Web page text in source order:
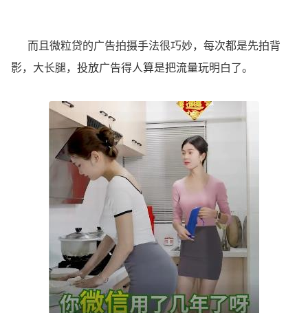
而且微粒贷的广告拍摄手法很巧妙，每次都是先拍背
影，大长腿，投放广告得人算是把流量玩明白了。